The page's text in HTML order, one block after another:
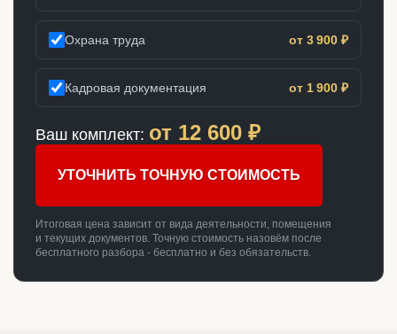
Охрана труда от 3 900 ₽
Кадровая документация от 1 900 ₽
Ваш комплект: от 12 600 ₽
УТОЧНИТЬ ТОЧНУЮ СТОИМОСТЬ
Итоговая цена зависит от вида деятельности, помещения
и текущих документов. Точную стоимость назовём после
бесплатного разбора - бесплатно и без обязательств.